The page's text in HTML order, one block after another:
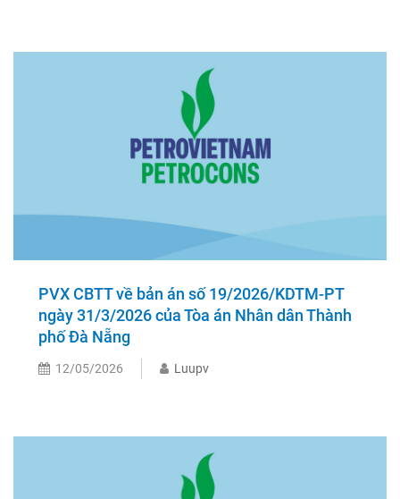
PVX CBTT về bản án số 19/2026/KDTM-PT
ngày 31/3/2026 của Tòa án Nhân dân Thành
phố Đà Nẵng
12/05/2026 Luupv